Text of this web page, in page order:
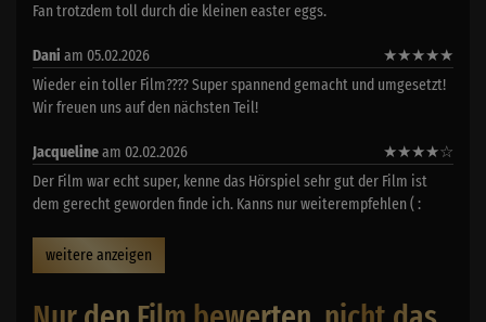
Fan trotzdem toll durch die kleinen easter eggs.
Dani am 05.02.2026 ★★★★★
Wieder ein toller Film???? Super spannend gemacht und umgesetzt!
Wir freuen uns auf den nächsten Teil!
Jacquelineam 02.02.2026 ★★★★☆
Der Film war echt super, kenne das Hörspiel sehr gut der Film ist
dem gerecht geworden finde ich. Kanns nur weiterempfehlen ( :
weitere anzeigen